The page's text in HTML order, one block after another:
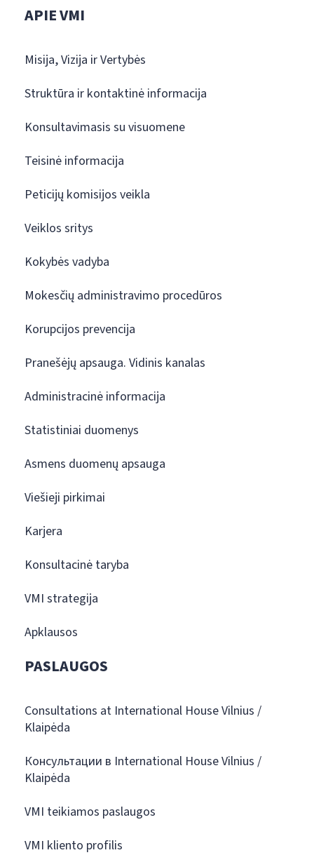
APIE VMI
Misija, Vizija ir Vertybės
Struktūra ir kontaktinė informacija
Konsultavimasis su visuomene
Teisinė informacija
Peticijų komisijos veikla
Veiklos sritys
Kokybės vadyba
Mokesčių administravimo procedūros
Korupcijos prevencija
Pranešėjų apsauga. Vidinis kanalas
Administracinė informacija
Statistiniai duomenys
Asmens duomenų apsauga
Viešieji pirkimai
Karjera
Konsultacinė taryba
VMI strategija
Apklausos
PASLAUGOS
Consultations at International House Vilnius /
Klaipėda
Консультации в International House Vilnius /
Klaipėda
VMI teikiamos paslaugos
VMI kliento profilis